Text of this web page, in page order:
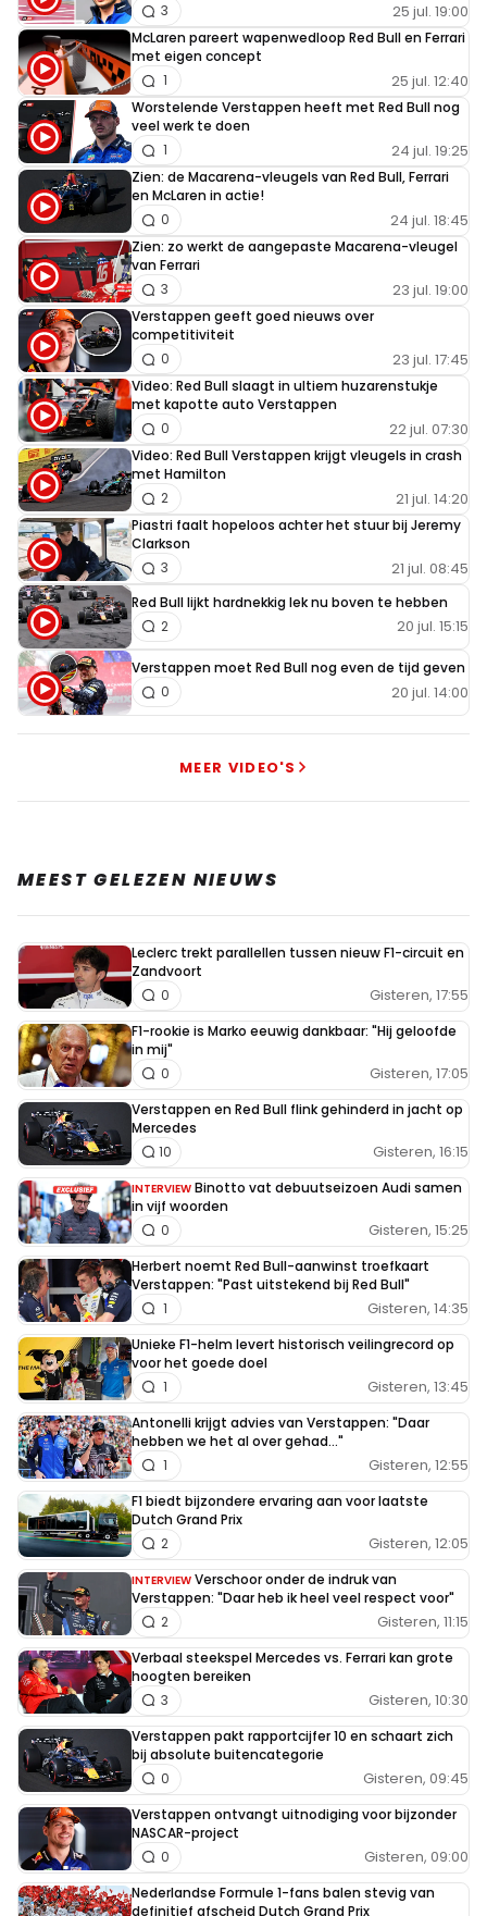
25 jul. 19:00
3
McLaren pareert wapenwedloop Red Bull en Ferrari
met eigen concept
25 jul. 12:40
1
Worstelende Verstappen heeft met Red Bull nog
veel werk te doen
24 jul. 19:25
1
Zien: de Macarena-vleugels van Red Bull, Ferrari
en McLaren in actie!
24 jul. 18:45
0
Zien: zo werkt de aangepaste Macarena-vleugel
van Ferrari
23 jul. 19:00
3
Verstappen geeft goed nieuws over
competitiviteit
23 jul. 17:45
0
Video: Red Bull slaagt in ultiem huzarenstukje
met kapotte auto Verstappen
22 jul. 07:30
0
Video: Red Bull Verstappen krijgt vleugels in crash
met Hamilton
21 jul. 14:20
2
Piastri faalt hopeloos achter het stuur bij Jeremy
Clarkson
21 jul. 08:45
3
Red Bull lijkt hardnekkig lek nu boven te hebben
20 jul. 15:15
2
Verstappen moet Red Bull nog even de tijd geven
20 jul. 14:00
0
MEER VIDEO'S
MEEST GELEZEN NIEUWS
Leclerc trekt parallellen tussen nieuw F1-circuit en
Zandvoort
Gisteren, 17:55
0
F1-rookie is Marko eeuwig dankbaar: "Hij geloofde
in mij"
Gisteren, 17:05
0
Verstappen en Red Bull flink gehinderd in jacht op
Mercedes
Gisteren, 16:15
10
INTERVIEW Binotto vat debuutseizoen Audi samen
in vijf woorden
Gisteren, 15:25
0
Herbert noemt Red Bull-aanwinst troefkaart
Verstappen: "Past uitstekend bij Red Bull"
Gisteren, 14:35
1
Unieke F1-helm levert historisch veilingrecord op
voor het goede doel
Gisteren, 13:45
1
Antonelli krijgt advies van Verstappen: "Daar
hebben we het al over gehad..."
Gisteren, 12:55
1
F1 biedt bijzondere ervaring aan voor laatste
Dutch Grand Prix
Gisteren, 12:05
2
INTERVIEW Verschoor onder de indruk van
Verstappen: "Daar heb ik heel veel respect voor"
Gisteren, 11:15
2
Verbaal steekspel Mercedes vs. Ferrari kan grote
hoogten bereiken
Gisteren, 10:30
3
Verstappen pakt rapportcijfer 10 en schaart zich
bij absolute buitencategorie
Gisteren, 09:45
0
Verstappen ontvangt uitnodiging voor bijzonder
NASCAR-project
Gisteren, 09:00
0
Nederlandse Formule 1-fans balen stevig van
definitief afscheid Dutch Grand Prix